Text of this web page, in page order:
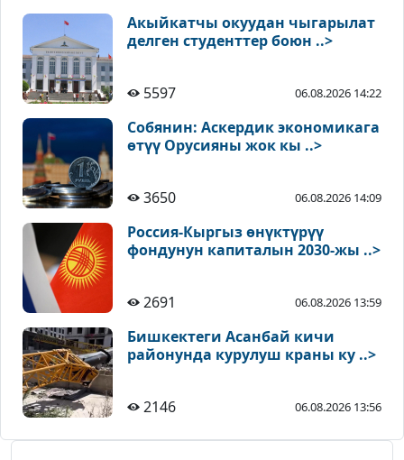
Акыйкатчы окуудан чыгарылат
делген студенттер боюн ..>
5597 06.08.2026 14:22
Собянин: Аскердик экономикага
өтүү Орусияны жок кы ..>
3650 06.08.2026 14:09
Россия-Кыргыз өнүктүрүү
фондунун капиталын 2030-жы ..>
2691 06.08.2026 13:59
Бишкектеги Асанбай кичи
районунда курулуш краны ку ..>
2146 06.08.2026 13:56